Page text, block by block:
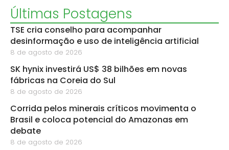
Últimas Postagens
TSE cria conselho para acompanhar
desinformação e uso de inteligência artificial
8 de agosto de 2026
SK hynix investirá US$ 38 bilhões em novas
fábricas na Coreia do Sul
8 de agosto de 2026
Corrida pelos minerais críticos movimenta o
Brasil e coloca potencial do Amazonas em
debate
8 de agosto de 2026